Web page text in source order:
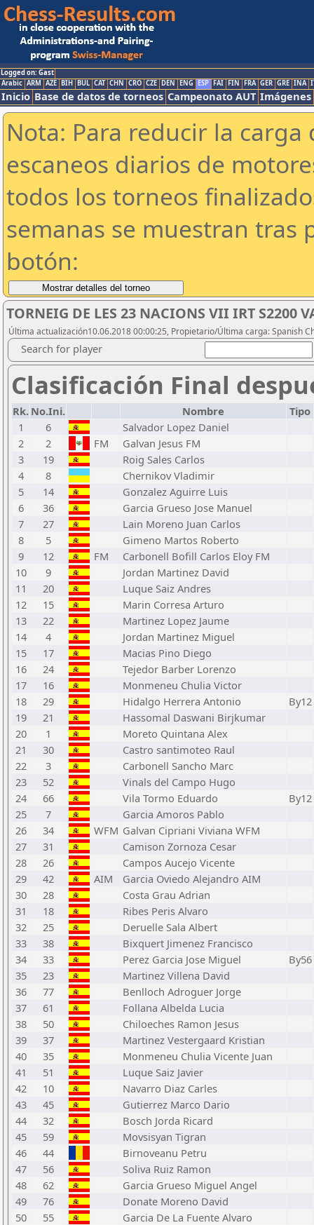
Logged on: Gast
Arabic ARM AZE BIH BUL CAT CHN CRO CZE DEN ENG ESP FAI FIN FRA GER GRE INA
Inicio Base de datos de torneos Campeonato AUT Imágenes
Nota: Para reducir la
escaneos diarios de
todos los torneos
semanas se muestran tras
botón:
TORNEIG DE LES 23 NACIONS VII IRT S2200
Última actualización10.06.2018 00:00:25, Propietario/Última carga: Spanish
Search for player
Clasificación Final
Rk. No.Ini. Nombre
Tipo
1
6
Salvador Lopez Daniel
2
2 FM
Galvan Jesus FM
3
19
Roig Sales Carlos
4
8
Chernikov Vladimir
5
14
Gonzalez Aguirre Luis
6
36
Garcia Grueso Jose Manuel
7
27
Lain Moreno Juan Carlos
8
5
Gimeno Martos Roberto
9
12 FM
Carbonell Bofill Carlos Eloy FM
10
9
Jordan Martinez David
11
20
Luque Saiz Andres
12
15
Marin Corresa Arturo
13
22
Martinez Lopez Jaume
14
4
Jordan Martinez Miguel
15
17
Macias Pino Diego
16
24
Tejedor Barber Lorenzo
17
16
Monmeneu Chulia Victor
18
29 Hidalgo Herrera Antonio
By12
19
21
Hassomal Daswani Birjkumar
20
1
Moreto Quintana Alex
21
30
Castro santimoteo Raul
22
3
Carbonell Sancho Marc
23
52
Vinals del Campo Hugo
24
66 Vila Tormo Eduardo
By12
25
7
Garcia Amoros Pablo
26
34 WFM Galvan Cipriani Viviana WFM
27
31
Camison Zornoza Cesar
28
26
Campos Aucejo Vicente
29
42 AIM
Garcia Oviedo Alejandro AIM
30
28
Costa Grau Adrian
31
18
Ribes Peris Alvaro
32
25
Deruelle Sala Albert
33
38
Bixquert Jimenez Francisco
34
33 Perez Garcia Jose Miguel
By56
35
23
Martinez Villena David
36
77
Benlloch Adroguer Jorge
37
61
Follana Albelda Lucia
38
50
Chiloeches Ramon Jesus
39
37
Martinez Vestergaard Kristian
40
35
Monmeneu Chulia Vicente Juan
41
51
Luque Saiz Javier
42
10
Navarro Diaz Carles
43
45
Gutierrez Marco Dario
44
32
Bosch Jorda Ricard
45
59
Movsisyan Tigran
46
44
Birnoveanu Petru
47
56
Soliva Ruiz Ramon
48
62
Garcia Grueso Miguel Angel
49
76
Donate Moreno David
50
55
Garcia De La Fuente Alvaro